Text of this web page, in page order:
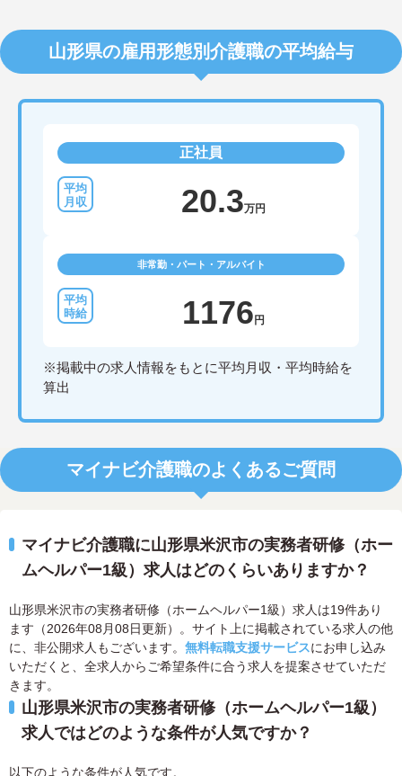
山形県の雇用形態別介護職の平均給与
正社員
20.3万円
非常勤・パート・アルバイト
1176円
※掲載中の求人情報をもとに平均月収・平均時給を
算出
マイナビ介護職のよくあるご質問
マイナビ介護職に山形県米沢市の実務者研修（ホー
ムヘルパー1級）求人はどのくらいありますか？
山形県米沢市の実務者研修（ホームヘルパー1級）求人は19件あり
ます（2026年08月08日更新）。サイト上に掲載されている求人の他
に、非公開求人もございます。 無料転職支援サービスにお申し込み
いただくと、全求人からご希望条件に合う求人を提案させていただ
きます。
山形県米沢市の実務者研修（ホームヘルパー1級）
求人ではどのような条件が人気ですか？
以下のような条件が人気です。